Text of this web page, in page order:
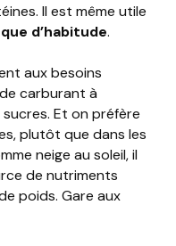
Il est même utile
d’habitude.
aux besoins
carburant à
sucres. Et on préfère
plutôt que dans les
neige au soleil, il
de nutriments
poids. Gare aux